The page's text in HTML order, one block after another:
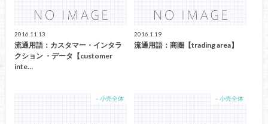
2016.11.13
流通用語：カスタマー・インタラ
クション ・データ【customer
inte…
2016.1.19
流通用語：商圏【trading area】
－小売全体 －小売全体